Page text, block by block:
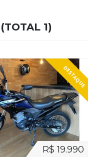
1)
DESTAQUE
R$ 19.990